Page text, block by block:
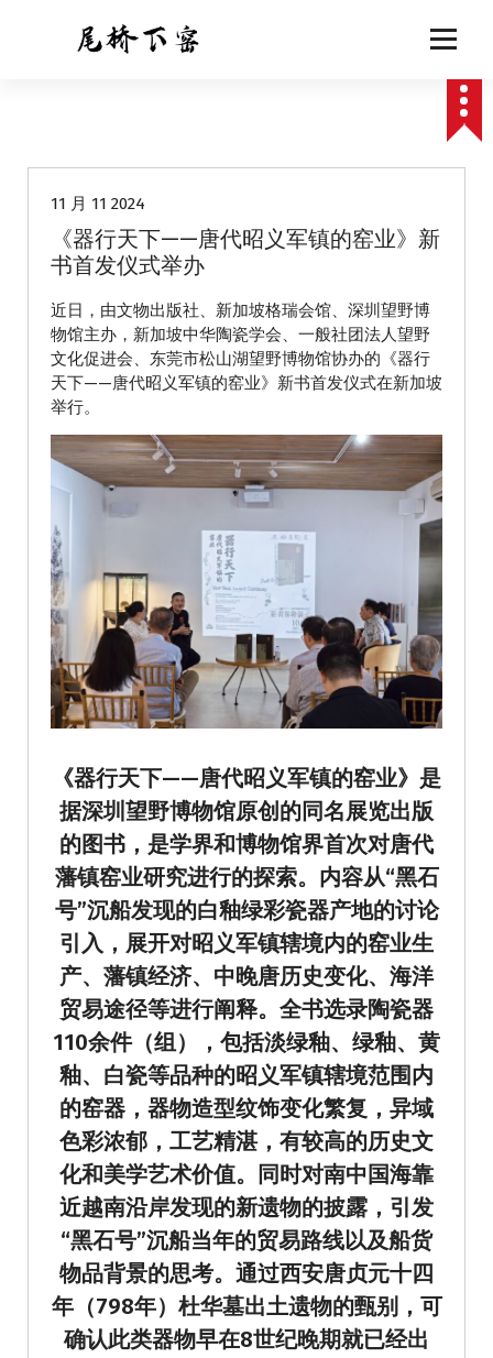
11 月 11 2024
《器行天下——唐代昭义军镇的窑业》新
书首发仪式举办
近日，由文物出版社、新加坡格瑞会馆、深圳望野博
物馆主办，新加坡中华陶瓷学会、一般社团法人望野
文化促进会、东莞市松山湖望野博物馆协办的《器行
天下——唐代昭义军镇的窑业》新书首发仪式在新加坡
举行。
《器行天下——唐代昭义军镇的窑业》是
据深圳望野博物馆原创的同名展览出版
的图书，是学界和博物馆界首次对唐代
藩镇窑业研究进行的探索。内容从“黑石
号”沉船发现的白釉绿彩瓷器产地的讨论
引入，展开对昭义军镇辖境内的窑业生
产、藩镇经济、中晚唐历史变化、海洋
贸易途径等进行阐释。全书选录陶瓷器
110余件（组），包括淡绿釉、绿釉、黄
釉、 白瓷等品种的昭义军镇辖境范围内
的窑器，器物造型纹饰变化繁复，异域
色彩浓郁，工艺精湛，有较高的历史文
化和美学艺术价值。同时对南中国海靠
近越南沿岸发现的新遗物的披露，引发
“黑石号”沉船当年的贸易路线以及船货
物品背景的思考。通过西安唐贞元十四
年（798年）杜华墓出土遗物的甄别，可
确认此类器物早在8世纪晚期就已经出